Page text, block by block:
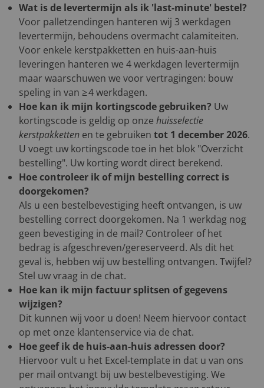
Wat is de levertermijn als ik 'last-minute' bestel?
Voor palletzendingen hanteren wij 3 werkdagen
levertermijn, behoudens overmacht calamiteiten.
Voor enkele kerstpakketten en huis-aan-huis
leveringen hanteren we 4 werkdagen levertermijn
maar waarschuwen we voor vertragingen: bouw
speling in van ≥ 4 werkdagen.
Hoe kan ik mijn kortingscode gebruiken? Uw
kortingscode is geldig op onze huisselectie
kerstpakketten en te gebruiken tot 1 december 2026.
U voegt uw kortingscode toe in het blok "Overzicht
bestelling". Uw korting wordt direct berekend.
Hoe controleer ik of mijn bestelling correct is
doorgekomen?
Als u een bestelbevestiging heeft ontvangen, is uw
bestelling correct doorgekomen. Na 1 werkdag nog
geen bevestiging in de mail? Controleer of het
bedrag is afgeschreven/gereserveerd. Als dit het
geval is, hebben wij uw bestelling ontvangen. Twijfel?
Stel uw vraag in de chat.
Hoe kan ik mijn factuur splitsen of gegevens
wijzigen?
Dit kunnen wij voor u doen! Neem hiervoor contact
op met onze klantenservice via de chat.
Hoe geef ik de huis-aan-huis adressen door?
Hiervoor vult u het Excel-template in dat u van ons
per mail ontvangt bij uw bestelbevestiging. We